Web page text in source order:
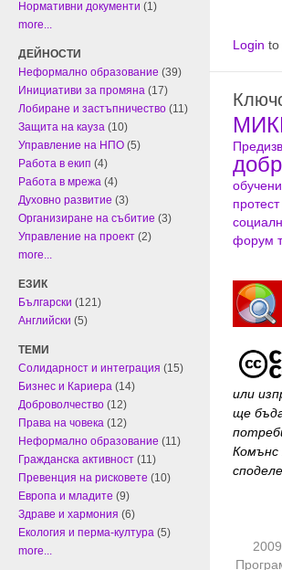
Нормативни документи (1)
more...
ДЕЙНОСТИ
Неформално образование (39)
Инициативи за промяна (17)
Лобиране и застъпничество (11)
Защита на кауза (10)
Управление на НПО (5)
Работа в екип (4)
Работа в мрежа (4)
Духовно развитие (3)
Организиране на събитие (3)
Управление на проект (2)
more...
ЕЗИК
Български (121)
Английски (5)
ТЕМИ
Солидарност и интеграция (15)
Бизнес и Кариера (14)
Доброволчество (12)
Права на човека (12)
Неформално образование (11)
Гражданска активност (11)
Превенция на рисковете (10)
Европа и младите (9)
Здраве и хармония (6)
Екология и перма-култура (5)
more...
Login to
протест
форум
или
ще
Комънс